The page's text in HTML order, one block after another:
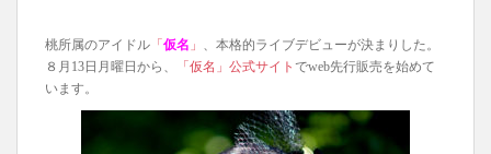
桃所属のアイドル 「 仮名 」 、本格的ライブデビューが決まりした。
８月13日月曜日から、
「仮名」公式サイト でweb先行販売を始めて
います。